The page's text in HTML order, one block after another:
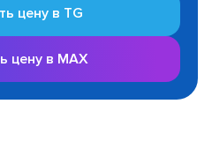
цену в TG
цену в MAX